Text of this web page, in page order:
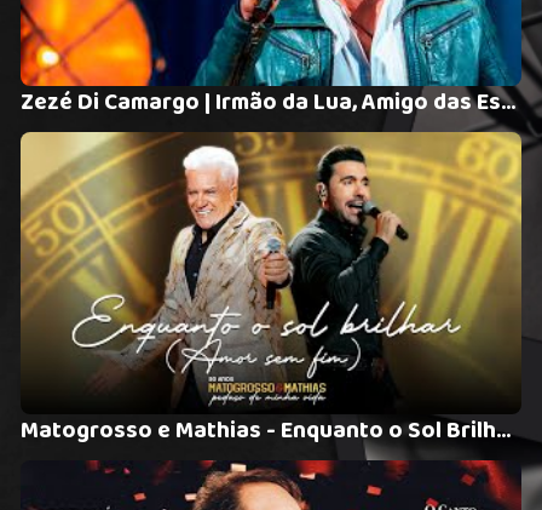
Zezé Di Camargo | Irmão da Lua, Amigo das Estrelas - Rústico - Essência (Videoclipe Oficial)
Matogrosso e Mathias - Enquanto o Sol Brilhar (Amor Sem Fim) - (DVD 50 Anos: Pedaço de Minha Vida)